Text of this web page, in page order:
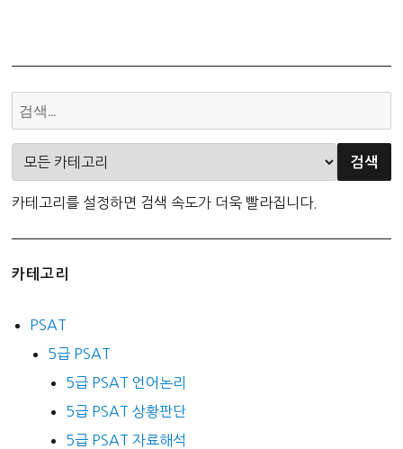
카테고리를 설정하면 검색 속도가 더욱 빨라집니다.
카테고리
PSAT
5급 PSAT
5급 PSAT 언어논리
5급 PSAT 상황판단
5급 PSAT 자료해석